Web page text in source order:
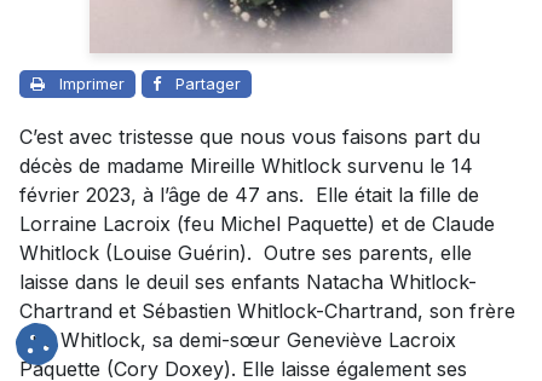
Imprimer Partager
C’est avec tristesse que nous vous faisons part du
décès de madame Mireille Whitlock survenu le 14
février 2023, à l’âge de 47 ans. Elle était la fille de
Lorraine Lacroix (feu Michel Paquette) et de Claude
Whitlock (Louise Guérin). Outre ses parents, elle
laisse dans le deuil ses enfants Natacha Whitlock-
Chartrand et Sébastien Whitlock-Chartrand, son frère
Eric Whitlock, sa demi-sœur Geneviève Lacroix
Paquette (Cory Doxey). Elle laisse également ses